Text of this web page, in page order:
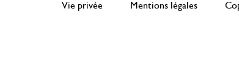
Vie privée Mentions légales